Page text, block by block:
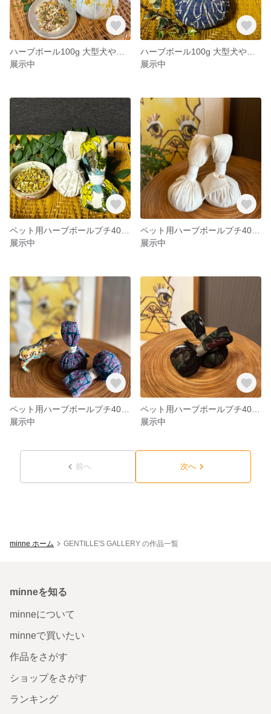
展示中
展示中
展示中
展示中
展示中
展示中
前へ 次へ
minne ホーム GENTILLE'S GALLERY の作品一覧
minneを知る
minneについて
minneで買いたい
作品をさがす
ショップをさがす
ランキング